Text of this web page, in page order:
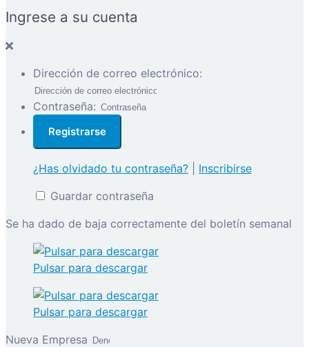
Ingrese a su cuenta
Dirección de correo electrónico:
Contraseña:
¿Has olvidado tu contraseña?
Inscribirse
Guardar contraseña
Se ha dado de baja correctamente del boletín semanal
Pulsar para descargar
Pulsar para descargar
Nueva Empresa